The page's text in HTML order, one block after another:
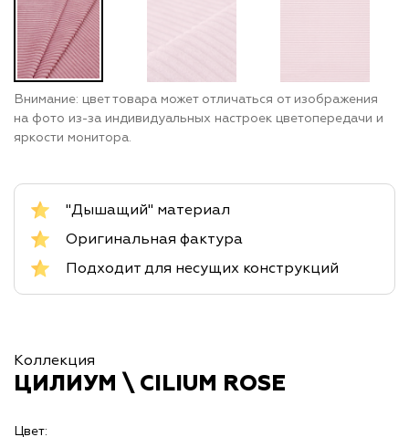
Внимание: цвет товара может отличаться от изображения
на фото из-за индивидуальных настроек цветопередачи и
яркости монитора.
"Дышащий" материал
Оригинальная фактура
Подходит для несущих конструкций
Коллекция
ЦИЛИУМ \ CILIUM ROSE
Цвет: